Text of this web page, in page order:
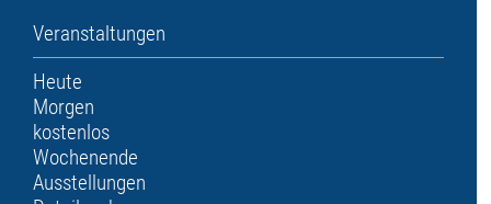
Veranstaltungen
Heute
Morgen
kostenlos
Wochenende
Ausstellungen